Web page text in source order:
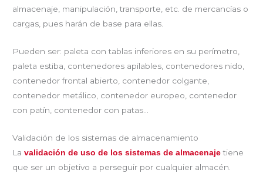
almacenaje, manipulación, transporte, etc. de mercancías o
cargas, pues harán de base para ellas.
Pueden ser: paleta con tablas inferiores en su perímetro,
paleta estiba, contenedores apilables, contenedores nido,
contenedor frontal abierto, contenedor colgante,
contenedor metálico, contenedor europeo, contenedor
con patín, contenedor con patas…
Validación de los sistemas de almacenamiento
Lavalidación de uso de los sistemas de almacenaje tiene
que ser un objetivo a perseguir por cualquier almacén.